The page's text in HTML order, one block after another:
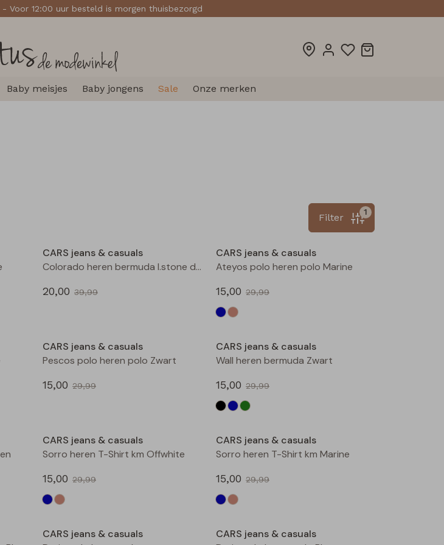
Voor 12:00 uur besteld is morgen thuisbezorgd
Baby meisjes Baby jongens Sale Onze merken
1
Filter
CARS jeans & casuals
Colorado heren bermuda l.stone denim
20,00 39,99
CARS jeans & casuals
Ateyos polo heren polo Marine
15,00 29,99
CARS jeans & casuals
Pescos polo heren polo Zwart
15,00 29,99
CARS jeans & casuals
Wall heren bermuda Zwart
15,00 29,99
CARS jeans & casuals
Sorro heren T-Shirt km Offwhite
15,00 29,99
CARS jeans & casuals
Sorro heren T-Shirt km Marine
15,00 29,99
CARS jeans & casuals
CARS jeans & casuals